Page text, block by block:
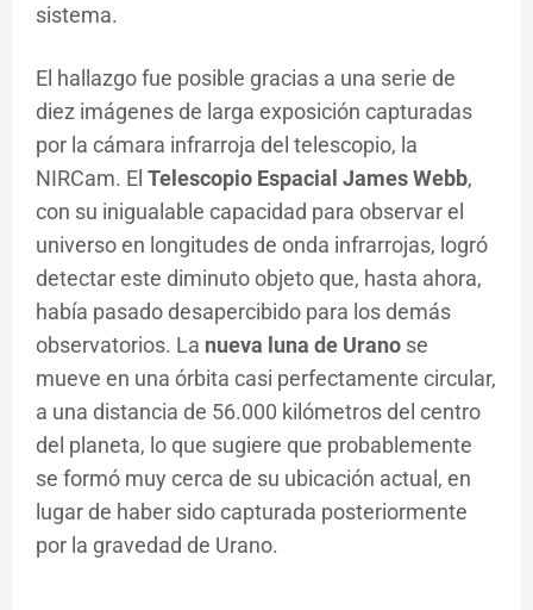
sistema.
El hallazgo fue posible gracias a una serie de
diez imágenes de larga exposición capturadas
por la cámara infrarroja del telescopio, la
NIRCam. El Telescopio Espacial James Webb,
con su inigualable capacidad para observar el
universo en longitudes de onda infrarrojas, logró
detectar este diminuto objeto que, hasta ahora,
había pasado desapercibido para los demás
observatorios. La nueva luna de Urano se
mueve en una órbita casi perfectamente circular,
a una distancia de 56.000 kilómetros del centro
del planeta, lo que sugiere que probablemente
se formó muy cerca de su ubicación actual, en
lugar de haber sido capturada posteriormente
por la gravedad de Urano.